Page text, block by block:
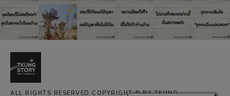
ALL RIGHTS RESERVED COPYRIGHT © BY TKUNG